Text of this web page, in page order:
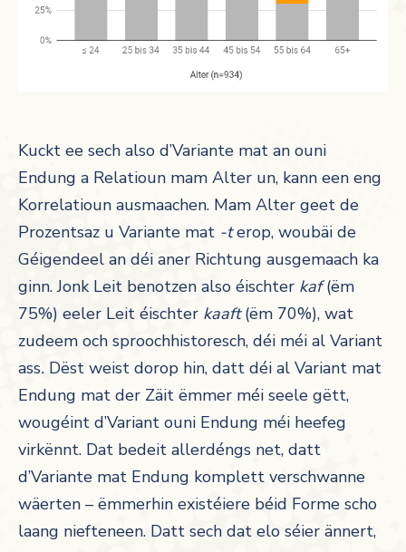
Kuckt ee sech also d’Variante mat an ouni
Endung a Relatioun mam Alter un, kann een eng
Korrelatioun ausmaachen. Mam Alter geet de
Prozentsaz u Variante mat -terop, woubäi de
Géigendeel an déi aner Richtung ausgemaach ka
ginn. Jonk Leit benotzen also éischter kaf(ëm
75%) eeler Leit éischter kaaft(ëm 70%), wat
zudeem och sproochhistoresch, déi méi al Variant
ass. Dëst weist dorop hin, datt déi al Variant mat
Endung mat der Zäit ëmmer méi seele gëtt,
wougéint d’Variant ouni Endung méi heefeg
virkënnt. Dat bedeit allerdéngs net, datt
d’Variante mat Endung komplett verschwanne
wäerten – ëmmerhin existéiere béid Forme scho
laang niefteneen. Datt sech dat elo séier ännert,